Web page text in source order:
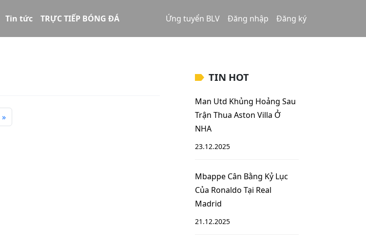
Tin tức TRỰC TIẾP BÓNG ĐÁ Ứng tuyển BLV Đăng nhập Đăng ký
TIN HOT
Man Utd Khủng Hoảng Sau
Trận Thua Aston Villa Ở
NHA
23.12.2025
Mbappe Cân Bằng Kỷ Lục
Của Ronaldo Tại Real
Madrid
21.12.2025